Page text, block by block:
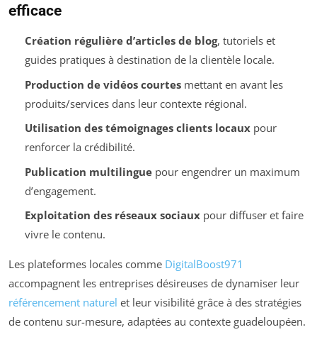
efficace
Création régulière d’articles de blog, tutoriels et
guides pratiques à destination de la clientèle locale.
Production de vidéos courtesmettant en avant les
produits/services dans leur contexte régional.
Utilisation des témoignages clients locauxpour
renforcer la crédibilité.
Publication multilinguepour engendrer un maximum
d’engagement.
Exploitation des réseaux sociauxpour diffuser et faire
vivre le contenu.
Les plateformes locales comme DigitalBoost971
accompagnent les entreprises désireuses de dynamiser leur
référencement naturel et leur visibilité grâce à des stratégies
de contenu sur-mesure, adaptées au contexte guadeloupéen.